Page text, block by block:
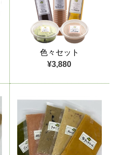
色々セット
¥3,880